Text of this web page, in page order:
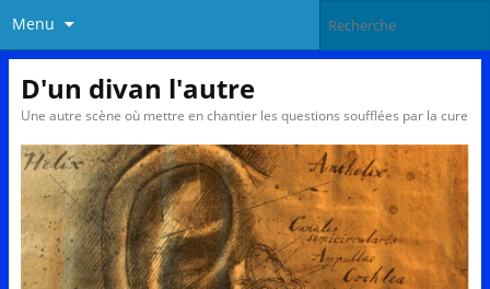
Menu
D'un divan l'autre
Une autre scène où mettre en chantier les questions soufflées par la cure